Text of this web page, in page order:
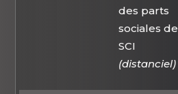
des parts
sociales de
SCI
(distanciel)